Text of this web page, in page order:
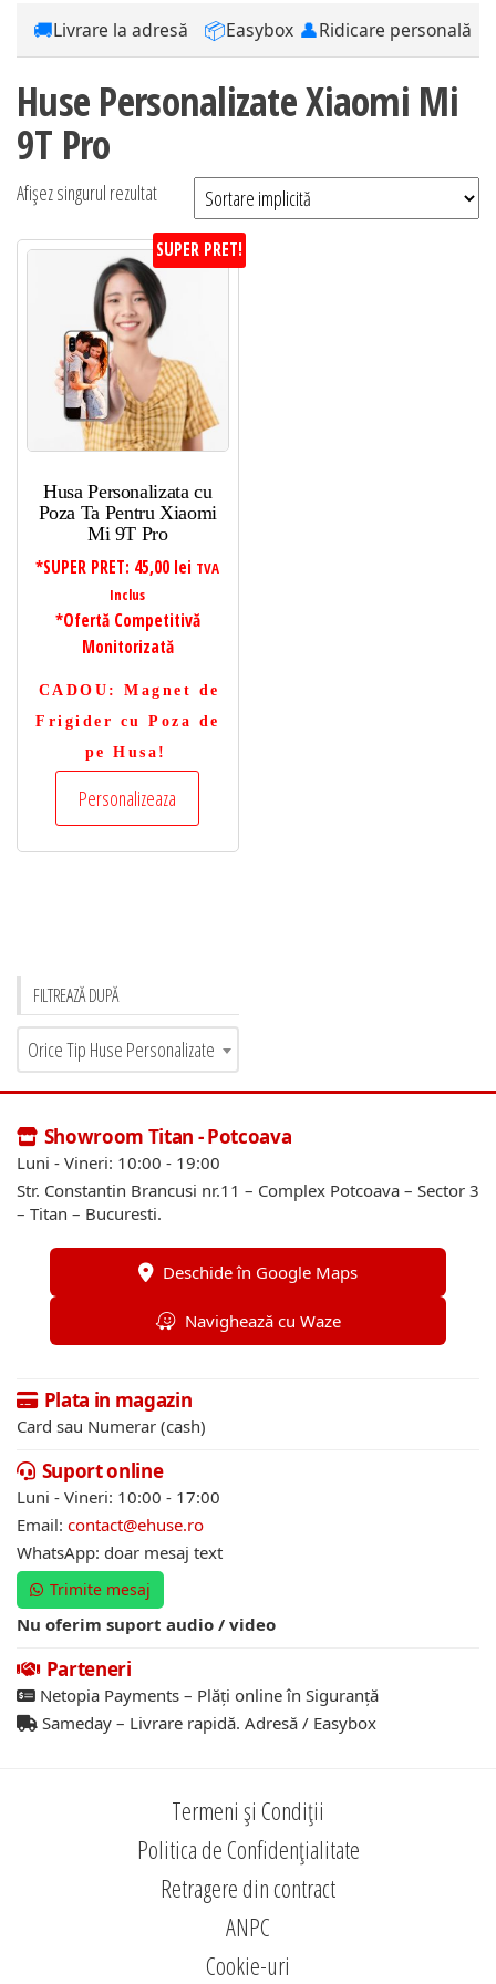
🚚Livrare la adresă 📦Easybox 👤Ridicare personală
Huse Personalizate Xiaomi Mi
9T Pro
Afișez singurul rezultat
SUPER PRET!
Husa Personalizata cu
Poza Ta Pentru Xiaomi
Mi 9T Pro
*SUPER PRET: 45,00 lei TVA
Inclus
*Ofertă Competitivă
Monitorizată
CADOU : Magnet de
Frigider cu Poza de
pe Husa!
Personalizeaza
FILTREAZĂ DUPĂ
Orice Tip Huse Personalizate
Showroom Titan - Potcoava
Luni - Vineri: 10:00 - 19:00
Str. Constantin Brancusi nr.11 – Complex Potcoava – Sector 3
– Titan – Bucuresti.
Deschide în Google Maps
Navighează cu Waze
Plata in magazin
Card sau Numerar (cash)
Suport online
Luni - Vineri: 10:00 - 17:00
Email: contact@ehuse.ro
WhatsApp: doar mesaj text
Trimite mesaj
Nu oferim suport audio / video
Parteneri
Netopia Payments – Plăți online în Siguranță
Sameday – Livrare rapidă. Adresă / Easybox
Termeni și Condiții
Politica de Confidențialitate
Retragere din contract
ANPC
Cookie-uri